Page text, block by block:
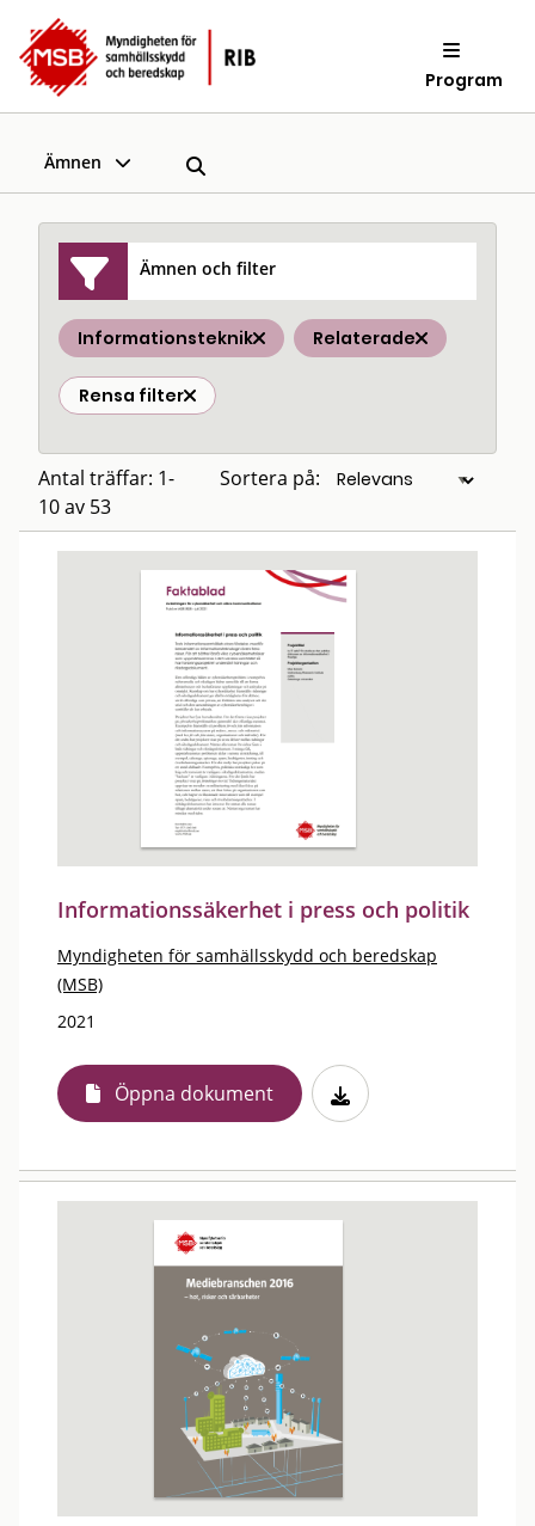
Program
Ämnen
Ämnen och filter
Informationsteknik Relaterade
Rensa filter
Antal träffar: 1-
10 av 53
Sortera på:
Informationssäkerhet i press och politik
Myndigheten för samhällsskydd och beredskap
(MSB)
2021
Öppna dokument